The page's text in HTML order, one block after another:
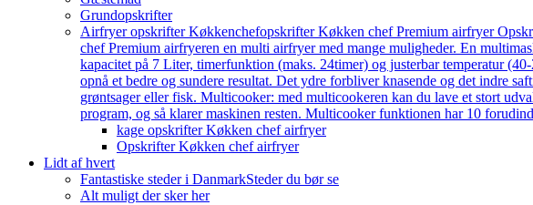
Grundopskrifter
Airfryer opskrifter Køkkenchefopskrifter Køkken chef Premium airfryer
chef Premium airfryeren en multi airfryer med mange muligheder. En
kapacitet på 7 Liter, timerfunktion (maks. 24timer) og justerbar temperatur
opnå et bedre og sundere resultat. Det ydre forbliver knasende og det indre
grøntsager eller fisk. Multicooker: med multicookeren kan du lave et stort
program, og så klarer maskinen resten. Multicooker funktionen har 10
kage opskrifter Køkken chef airfryer
Opskrifter Køkken chef airfryer
Lidt af hvert
Fantastiske steder i DanmarkSteder du bør se
Alt muligt der sker her